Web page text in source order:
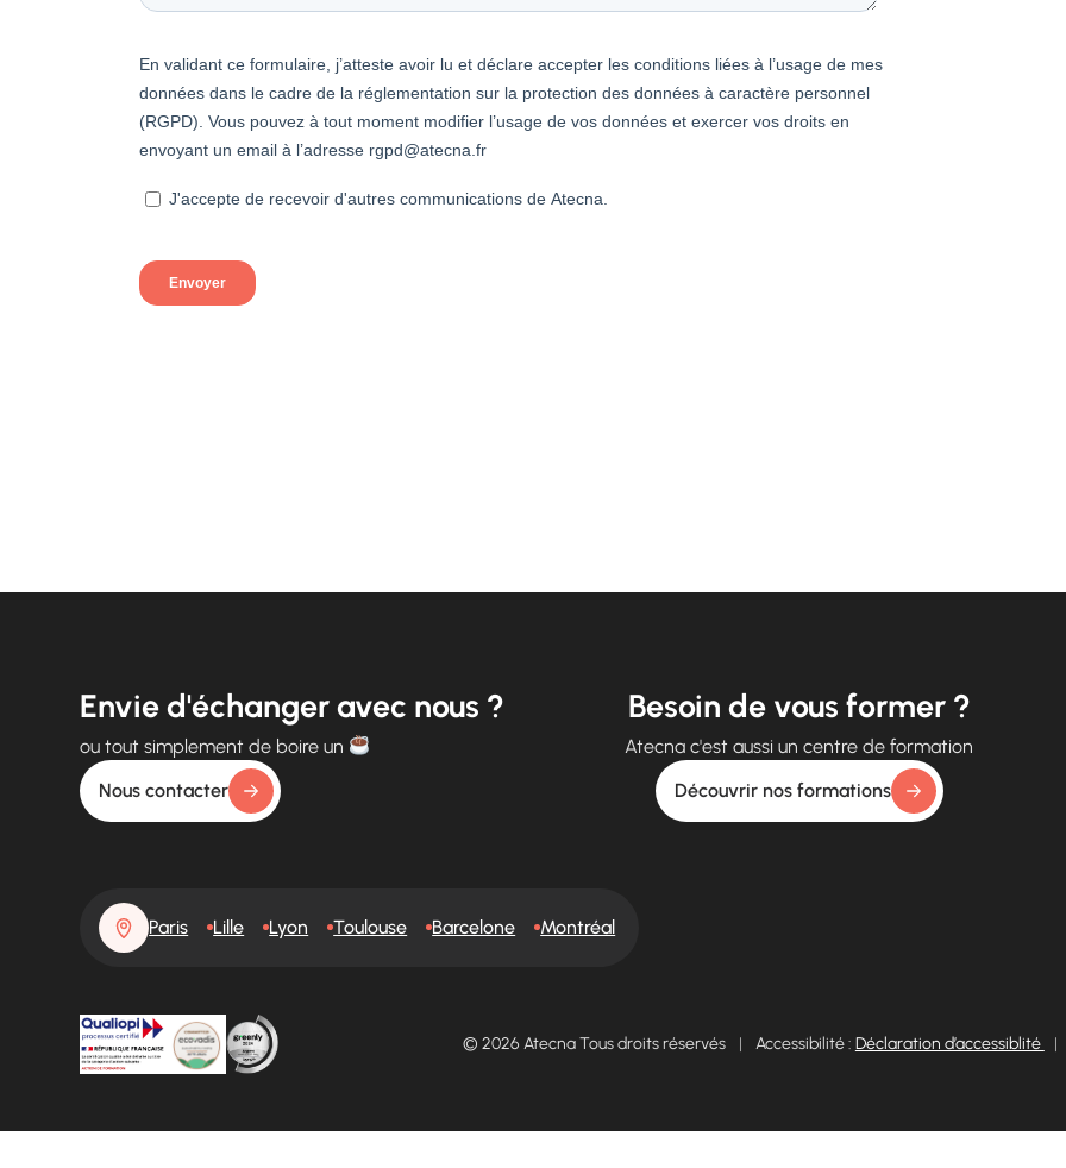
Envie d'échanger avec nous ?
ou tout simplement de boire un
Nous contacter
Besoin de vous former ?
Atecna c'est aussi un centre de formation
Découvrir nos formations
Paris Lille Lyon Toulouse Barcelone Montréal
© 2026 Atecna Tous droits réservés | Accessibilité : Déclaration d’accessiblité |